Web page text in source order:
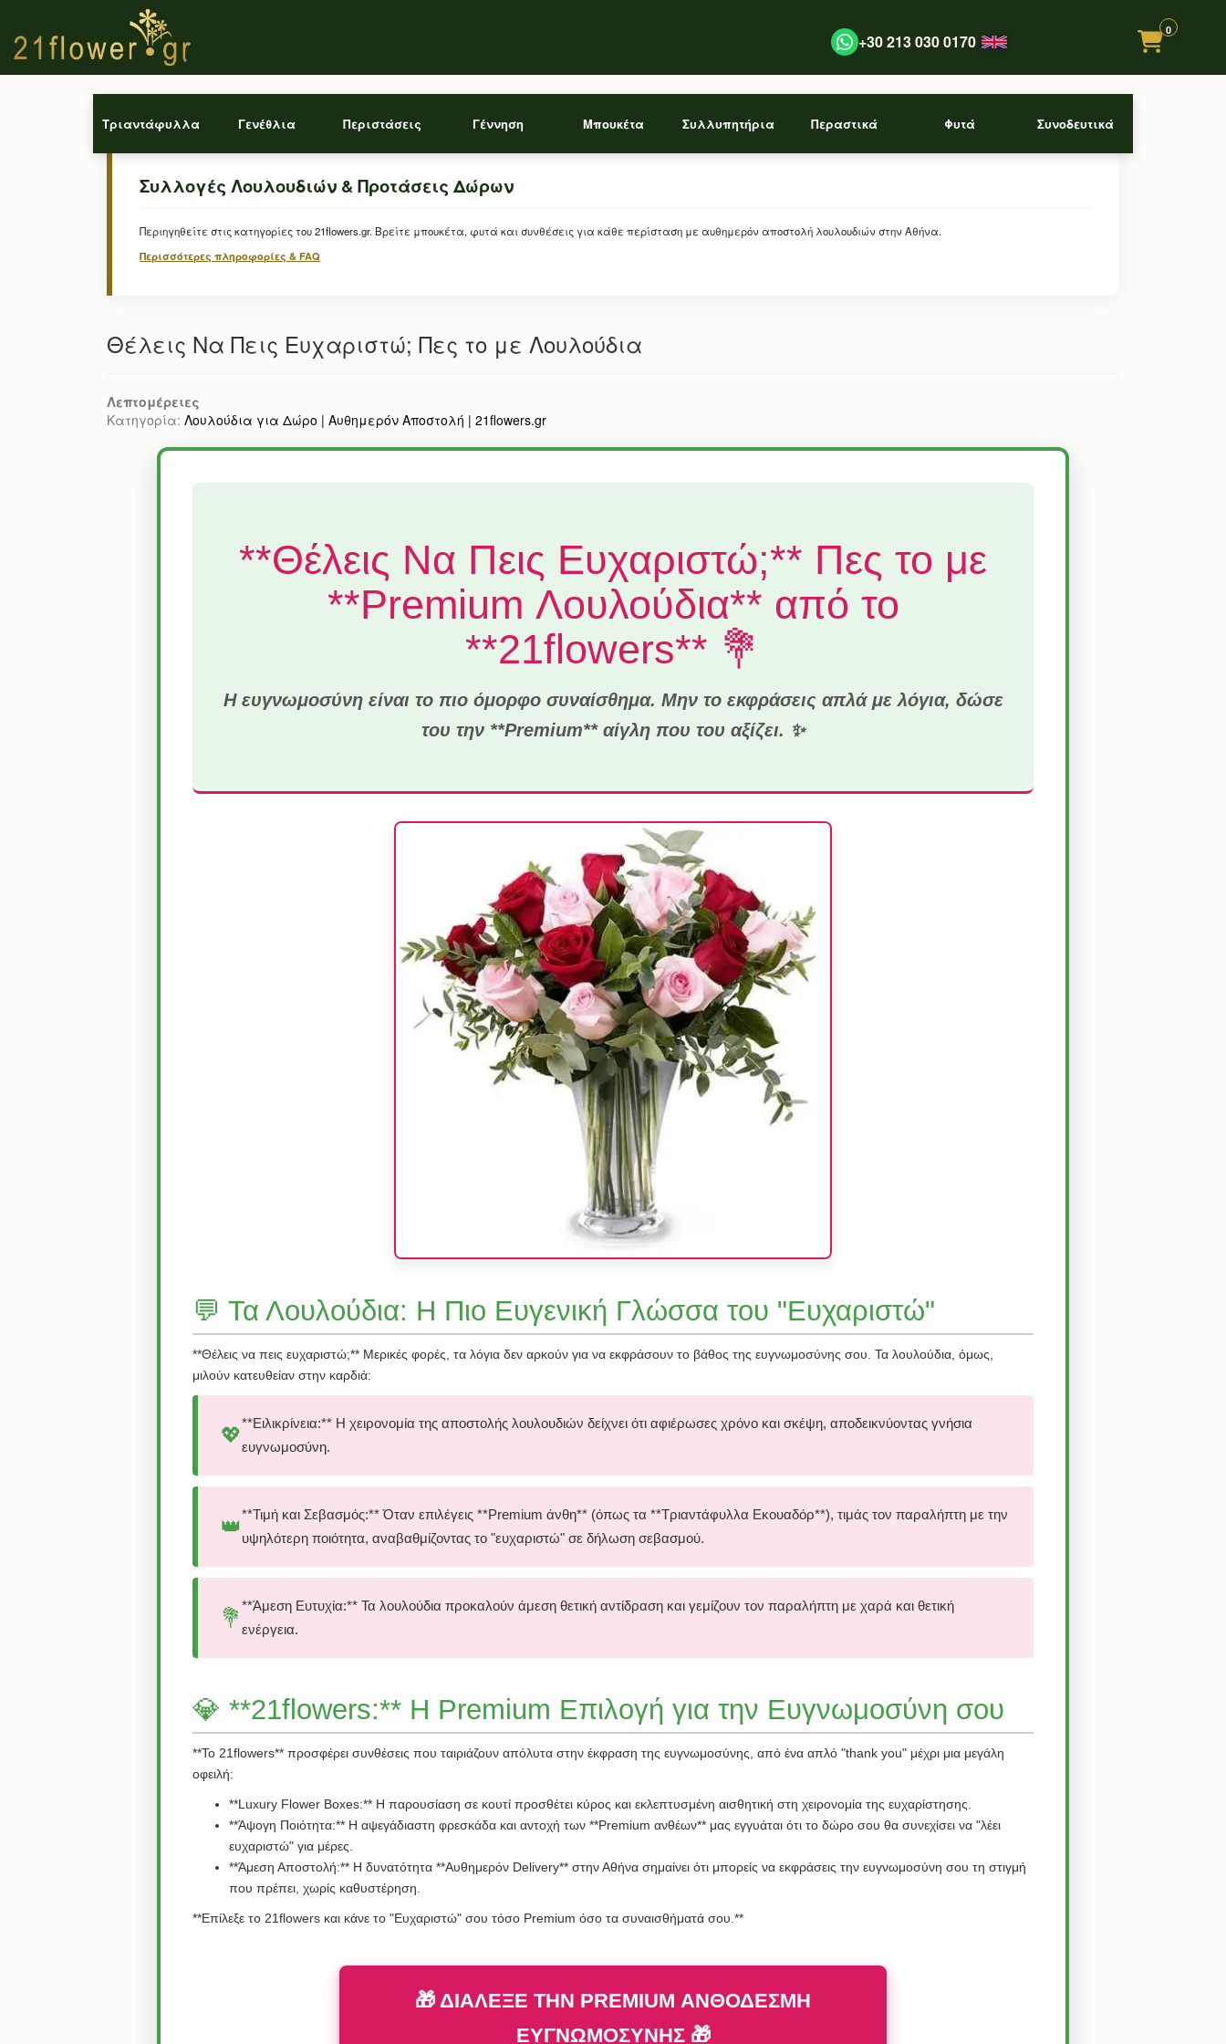
+30 213 030 0170
0
Τριαντάφυλλα Γενέθλια Περιστάσεις Γέννηση Μπουκέτα Συλλυπητήρια Περαστικά Φυτά Συνοδευτικά
Συλλογές Λουλουδιών & Προτάσεις Δώρων
Περιηγηθείτε στις κατηγορίες του 21flowers.gr. Βρείτε μπουκέτα, φυτά και συνθέσεις για κάθε περίσταση με αυθημερόν αποστολή λουλουδιών στην Αθήνα.
Περισσότερες πληροφορίες & FAQ
Θέλεις Να Πεις Ευχαριστώ; Πες το με Λουλούδια
Λεπτομέρειες
Κατηγορία: Λουλούδια για Δώρο | Αυθημερόν Αποστολή | 21flowers.gr
**Θέλεις Να Πεις Ευχαριστώ;** Πες το με
**Premium Λουλούδια** από το
**21flowers** 💐
Η ευγνωμοσύνη είναι το πιο όμορφο συναίσθημα. Μην το εκφράσεις απλά με λόγια, δώσε
του την **Premium** αίγλη που του αξίζει. ✨
💬 Τα Λουλούδια: Η Πιο Ευγενική Γλώσσα του "Ευχαριστώ"
**Θέλεις να πεις ευχαριστώ;** Μερικές φορές, τα λόγια δεν αρκούν για να εκφράσουν το βάθος της ευγνωμοσύνης σου. Τα λουλούδια, όμως,
μιλούν κατευθείαν στην καρδιά:
💖**Ειλικρίνεια:** Η χειρονομία της αποστολής λουλουδιών δείχνει ότι αφιέρωσες χρόνο και σκέψη, αποδεικνύοντας γνήσια
ευγνωμοσύνη.
👑**Τιμή και Σεβασμός:** Όταν επιλέγεις **Premium άνθη** (όπως τα **Τριαντάφυλλα Εκουαδόρ**), τιμάς τον παραλήπτη με την
υψηλότερη ποιότητα, αναβαθμίζοντας το "ευχαριστώ" σε δήλωση σεβασμού.
💐 **Άμεση Ευτυχία:** Τα λουλούδια προκαλούν άμεση θετική αντίδραση και γεμίζουν τον παραλήπτη με χαρά και θετική
ενέργεια.
💎 **21flowers:** Η Premium Επιλογή για την Ευγνωμοσύνη σου
**Το 21flowers** προσφέρει συνθέσεις που ταιριάζουν απόλυτα στην έκφραση της ευγνωμοσύνης, από ένα απλό "thank you" μέχρι μια μεγάλη
οφειλή:
**Luxury Flower Boxes:** Η παρουσίαση σε κουτί προσθέτει κύρος και εκλεπτυσμένη αισθητική στη χειρονομία της ευχαρίστησης.
**Άψογη Ποιότητα:** Η αψεγάδιαστη φρεσκάδα και αντοχή των **Premium ανθέων** μας εγγυάται ότι το δώρο σου θα συνεχίσει να "λέει
ευχαριστώ" για μέρες.
**Άμεση Αποστολή:** Η δυνατότητα **Αυθημερόν Delivery** στην Αθήνα σημαίνει ότι μπορείς να εκφράσεις την ευγνωμοσύνη σου τη στιγμή
που πρέπει, χωρίς καθυστέρηση.
**Επίλεξε το 21flowers και κάνε το "Ευχαριστώ" σου τόσο Premium όσο τα συναισθήματά σου.**
🎁 ΔΙΑΛΕΞΕ ΤΗΝ PREMIUM ΑΝΘΟΔΕΣΜΗ
ΕΥΓΝΩΜΟΣΥΝΗΣ 🎁